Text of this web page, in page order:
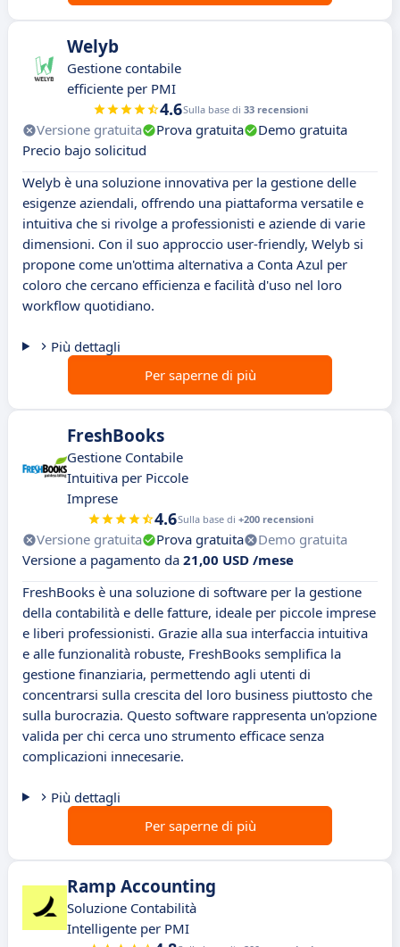
Welyb
Gestione contabile
efficiente per PMI
4.6Sulla base di 33 recensioni
Versione gratuita Prova gratuita
Demo gratuita
Precio bajo solicitud
Welyb è una soluzione innovativa per la gestione delle
esigenze aziendali, offrendo una piattaforma versatile e
intuitiva che si rivolge a professionisti e aziende di varie
dimensioni. Con il suo approccio user-friendly, Welyb si
propone come un'ottima alternativa a Conta Azul per
coloro che cercano efficienza e facilità d'uso nel loro
workflow quotidiano.
Più dettagli
Per saperne di più
FreshBooks
Gestione Contabile
Intuitiva per Piccole
Imprese
4.6Sulla base di +200 recensioni
Versione gratuita Prova gratuita
Demo gratuita
Versione a pagamento da 21,00 USD /mese
FreshBooks è una soluzione di software per la gestione
della contabilità e delle fatture, ideale per piccole imprese
e liberi professionisti. Grazie alla sua interfaccia intuitiva
e alle funzionalità robuste, FreshBooks semplifica la
gestione finanziaria, permettendo agli utenti di
concentrarsi sulla crescita del loro business piuttosto che
sulla burocrazia. Questo software rappresenta un'opzione
valida per chi cerca uno strumento efficace senza
complicazioni innecesarie.
Più dettagli
Per saperne di più
Ramp Accounting
Soluzione Contabilità
Intelligente per PMI